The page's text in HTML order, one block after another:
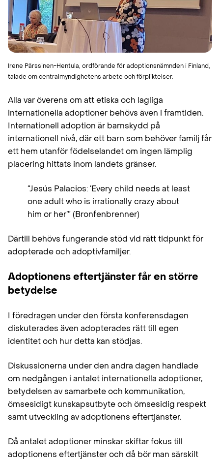
Irene Pärssinen-Hentula, ordförande för adoptionsnämnden i Finland,
talade om centralmyndighetens arbete och förpliktelser.
Alla var överens om att etiska och lagliga
internationella adoptioner behövs även i framtiden.
Internationell adoption är barnskydd på
internationell nivå, där ett barn som behöver familj får
ett hem utanför födelselandet om ingen lämplig
placering hittats inom landets gränser.
“Jesús Palacios: ‘Every child needs at least
one adult who is irrationally crazy about
him or her’” (Bronfenbrenner)
Därtill behövs fungerande stöd vid rätt tidpunkt för
adopterade och adoptivfamiljer.
Adoptionens eftertjänster får en större
betydelse
I föredragen under den första konferensdagen
diskuterades även adopterades rätt till egen
identitet och hur detta kan stödjas.
Diskussionerna under den andra dagen handlade
om nedgången i antalet internationella adoptioner,
betydelsen av samarbete och kommunikation,
ömsesidigt kunskapsutbyte och ömsesidig respekt
samt utveckling av adoptionens eftertjänster.
Då antalet adoptioner minskar skiftar fokus till
adoptionens eftertjänster och då bör man särskilt